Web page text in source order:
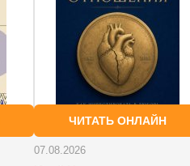
ЧИТАТЬ ОНЛАЙН
07.08.2026